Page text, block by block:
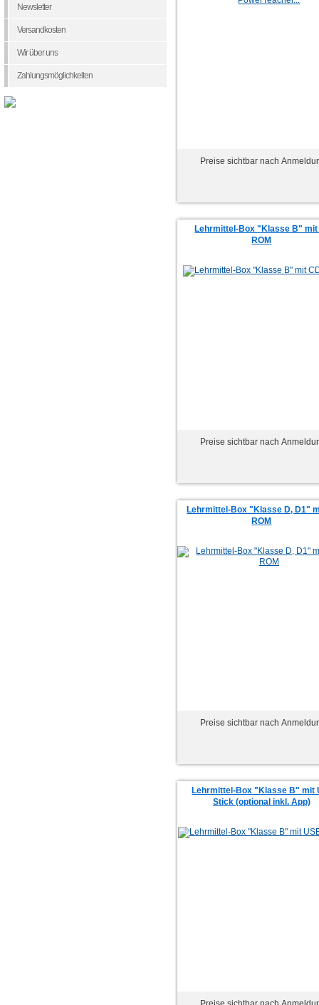
Preise sichtbar nach
Lehrmittel-Box "Klasse B" mit
ROM
Preise sichtbar nach
Lehrmittel-Box "Klasse D, D1"
ROM
Preise sichtbar nach
Lehrmittel-Box "Klasse B" mit
Stick (optional inkl. App)
Newsletter
Versandkosten
Wir über uns
Zahlungsmöglichkeiten